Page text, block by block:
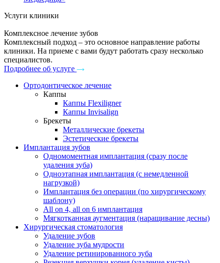
Услуги клиники
Комплексное лечение зубов
Комплексный подход – это основное направление работы
клиники. На приеме с вами будут работать сразу несколько
специалистов.
Подробнее об услуге
Ортодонтическое лечение
Каппы
Каппы Flexiligner
Каппы Invisalign
Брекеты
Металлические брекеты
Эстетические брекеты
Имплантация зубов
Одномоментная имплантация (сразу после
удаления зуба)
Одноэтапная имплантация (с немедленной
нагрузкой)
Имплантация без операции (по хирургическому
шаблону)
All on 4, all on 6 имплантация
Мягкотканная аугментация (наращивание десны)
Хирургическая стоматология
Удаление зубов
Удаление зуба мудрости
Удаление ретинированного зуба